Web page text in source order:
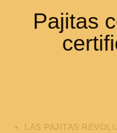
Pajitas
LAS PAJITAS